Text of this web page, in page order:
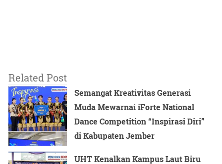
Related Post
Semangat Kreativitas Generasi
Muda Mewarnai iForte National
Dance Competition “Inspirasi Diri”
di Kabupaten Jember
UHT Kenalkan Kampus Laut Biru